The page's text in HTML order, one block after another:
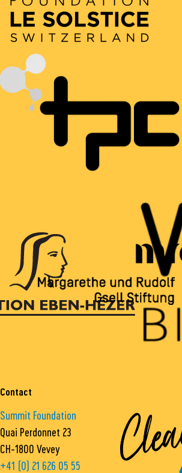
Contact
Summit Foundation
Quai Perdonnet 23
CH-1800 Vevey
+41 (0) 21 626 05 55